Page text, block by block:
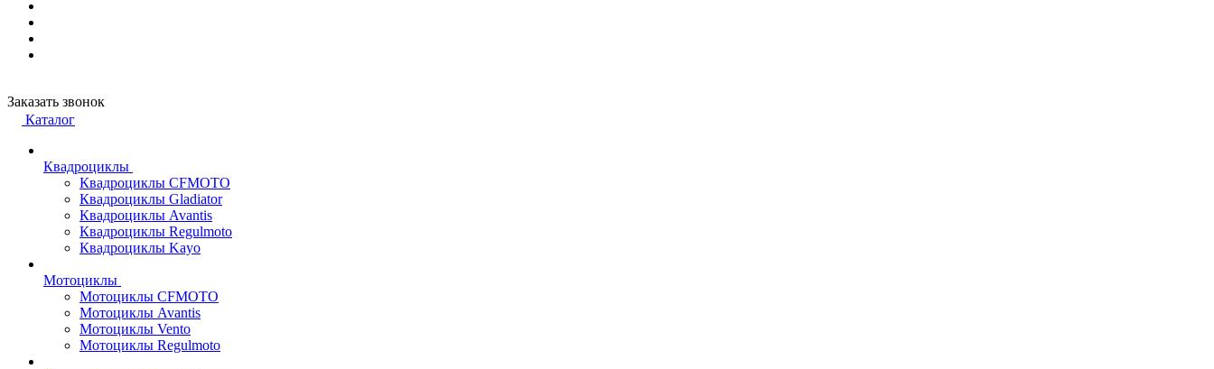
Заказать звонок
Каталог
Квадроциклы
Квадроциклы CFMOTO
Квадроциклы Gladiator
Квадроциклы Avantis
Квадроциклы Regulmoto
Квадроциклы Kayo
Мотоциклы
Мотоциклы CFMOTO
Мотоциклы Avantis
Мотоциклы Vento
Мотоциклы Regulmoto